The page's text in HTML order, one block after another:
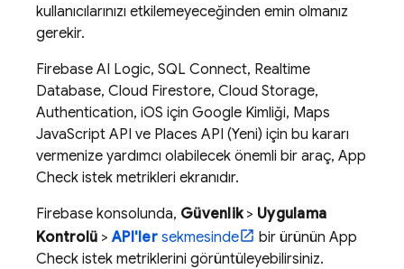
kullanıcılarınızı etkilemeyeceğinden emin olmanız
gerekir.
Firebase AI Logic, SQL Connect, Realtime
Database, Cloud Firestore, Cloud Storage,
Authentication, iOS için Google Kimliği, Maps
JavaScript API ve Places API (Yeni) için bu kararı
vermenize yardımcı olabilecek önemli bir araç, App
Check istek metrikleri ekranıdır.
Firebase konsolunda, Güvenlik> Uygulama
Kontrolü >API'lersekmesinde bir ürünün App
Check istek metriklerini görüntüleyebilirsiniz.